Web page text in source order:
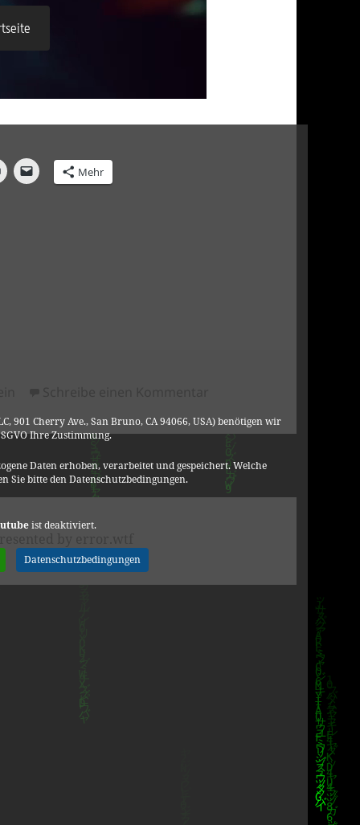
901 Cherry Ave., San Bruno, CA 94066, USA) benötigen wir
Ihre Zustimmung.
Daten erhoben, verarbeitet und gespeichert. Welche
Sie bitte den Datenschutzbedingungen.
ist deaktiviert.
Datenschutzbedingungen
Mehr